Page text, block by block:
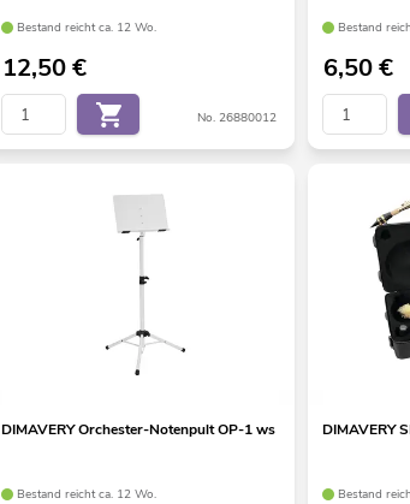
Bestand reicht ca. 12 Wo.
12,50€
No. 26880012
Bestand
6,50€
DIMAVERY Orchester-Notenpult OP-1 ws
Bestand reicht ca. 12 Wo.
DIMAVERY
Bestand